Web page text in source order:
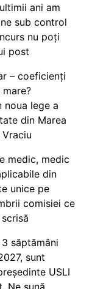
ani am
sub control
nu poți
post
– coeficienți
noua lege a
din Marea
medic, medic
din
unice pe
comisiei ce
săptămâni
sunt
USLI
Ne sună